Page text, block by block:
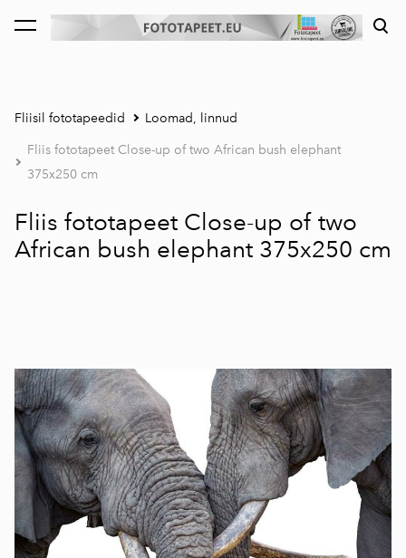
lisati ostukorvi. Vaata ostukorvi
Fliisil fototapeedid Loomad, linnud
Fliis fototapeet Close-up of two African bush elephant
375x250 cm
Fliis fototapeet Close-up of two
African bush elephant 375x250 cm